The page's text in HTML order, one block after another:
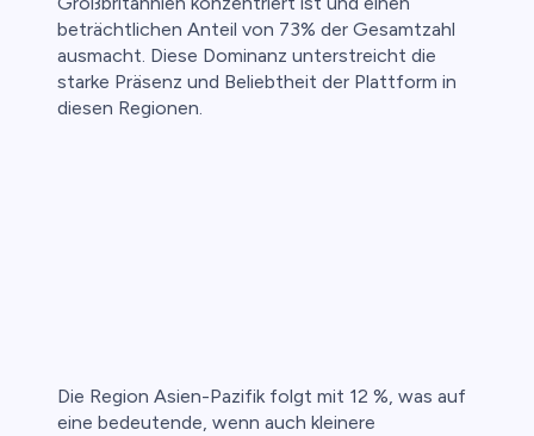
beträchtlichen Anteil von 73% der Gesamtzahl
ausmacht. Diese Dominanz unterstreicht die
starke Präsenz und Beliebtheit der Plattform in
diesen Regionen.
Die Region Asien-Pazifik folgt mit 12 %, was auf
eine bedeutende, wenn auch kleinere